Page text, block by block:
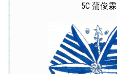
5C 蒲俊霖